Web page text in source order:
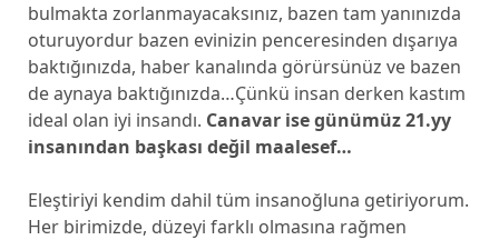
bulmakta zorlanmayacaksınız, bazen tam yanınızda
oturuyordur bazen evinizin penceresinden dışarıya
baktığınızda, haber kanalında görürsünüz ve bazen
de aynaya baktığınızda…Çünkü insan derken kastım
ideal olan iyi insandı. Canavar ise günümüz 21.yy
insanından başkası değil maalesef…
Eleştiriyi kendim dahil tüm insanoğluna getiriyorum.
Her birimizde, düzeyi farklı olmasına rağmen